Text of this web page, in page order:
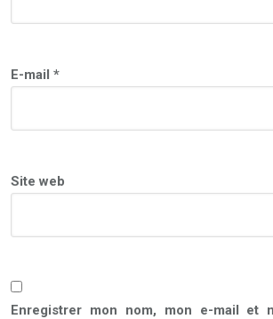
E-mail *
Site web
Enregistrer mon nom, mon e-mail et